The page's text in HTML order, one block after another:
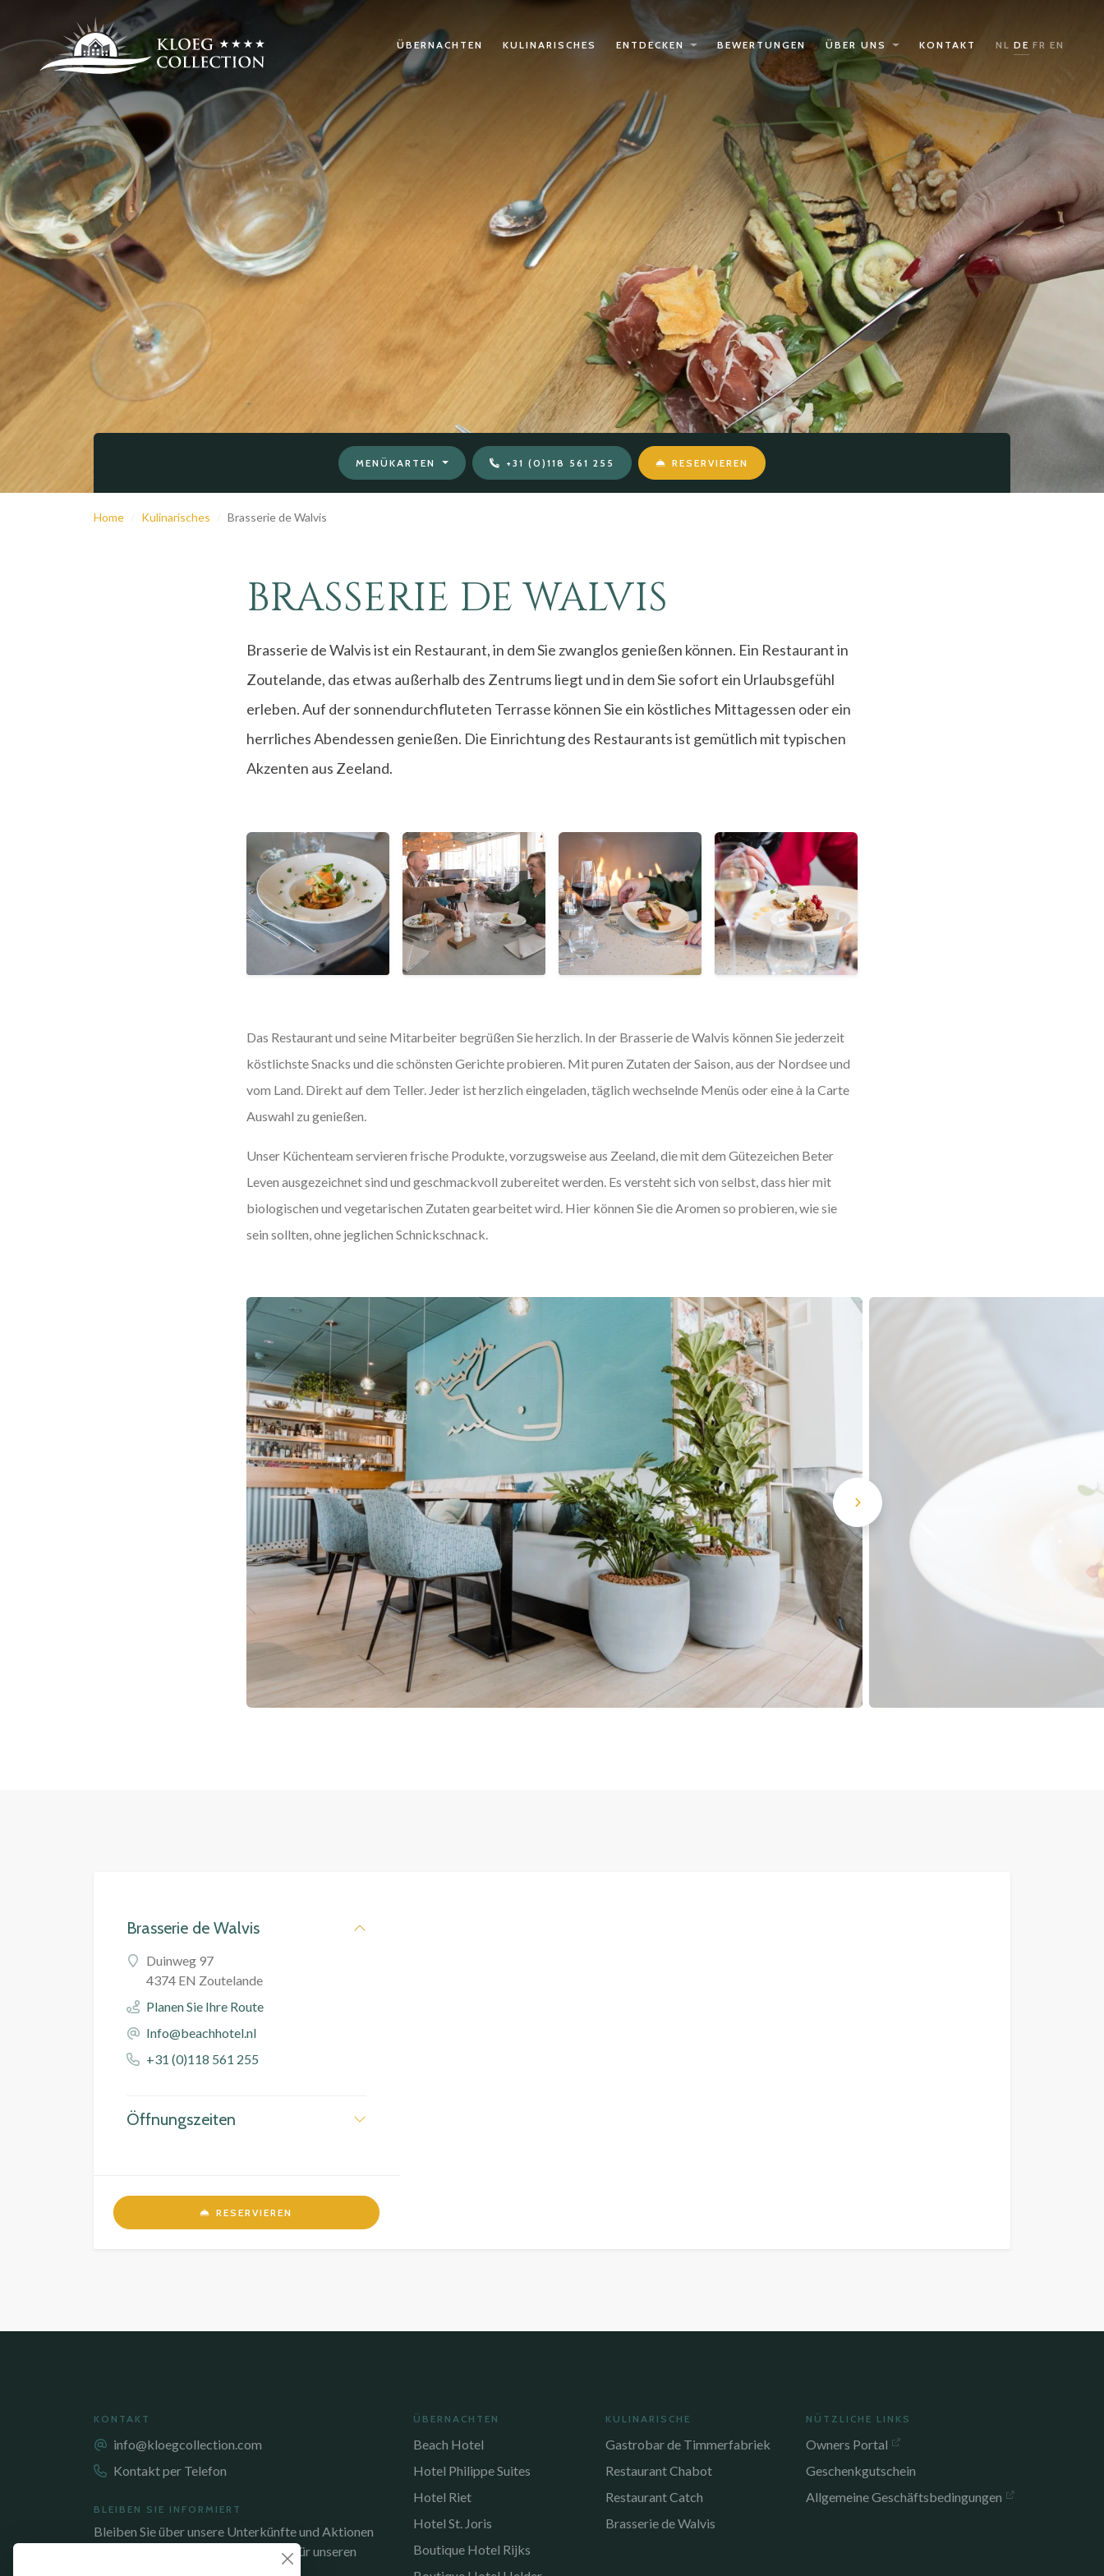
ÜBERNACHTEN KULINARISCHES ENTDECKEN BEWERTUNGEN ÜBER UNS KONTAKT NL DE FR EN
MENÜKARTEN +31 (0)118 561 255 RESERVIEREN
Home Kulinarisches Brasserie de Walvis
BRASSERIE DE WALVIS
Brasserie de Walvis ist ein Restaurant, in dem Sie zwanglos genießen können. Ein Restaurant in
Zoutelande, das etwas außerhalb des Zentrums liegt und in dem Sie sofort ein Urlaubsgefühl
erleben. Auf der sonnendurchfluteten Terrasse können Sie ein köstliches Mittagessen oder ein
herrliches Abendessen genießen. Die Einrichtung des Restaurants ist gemütlich mit typischen
Akzenten aus Zeeland.
Das Restaurant und seine Mitarbeiter begrüßen Sie herzlich. In der Brasserie de Walvis können Sie jederzeit
köstlichste Snacks und die schönsten Gerichte probieren. Mit puren Zutaten der Saison, aus der Nordsee und
vom Land. Direkt auf dem Teller. Jeder ist herzlich eingeladen, täglich wechselnde Menüs oder eine à la Carte
Auswahl zu genießen.
Unser Küchenteam servieren frische Produkte, vorzugsweise aus Zeeland, die mit dem Gütezeichen Beter
Leven ausgezeichnet sind und geschmackvoll zubereitet werden. Es versteht sich von selbst, dass hier mit
biologischen und vegetarischen Zutaten gearbeitet wird. Hier können Sie die Aromen so probieren, wie sie
sein sollten, ohne jeglichen Schnickschnack.
Brasserie de Walvis
Duinweg 97
4374 EN Zoutelande
Planen Sie Ihre Route
Info@beachhotel.nl
+31 (0)118 561 255
Öffnungszeiten
RESERVIEREN
KONTAKT
info@kloegcollection.com
Kontakt per Telefon
BLEIBEN SIE INFORMIERT
Bleiben Sie über unsere Unterkünfte und Aktionen
auf dem Laufenden. Melden Sie sich für unseren
ÜBERNACHTEN
Beach Hotel
Hotel Philippe Suites
Hotel Riet
Hotel St. Joris
Boutique Hotel Rijks
KULINARISCHE
Gastrobar de Timmerfabriek
Restaurant Chabot
Restaurant Catch
Brasserie de Walvis
NÜTZLICHE LINKS
Owners Portal
Geschenkgutschein
Allgemeine Geschäftsbedingungen